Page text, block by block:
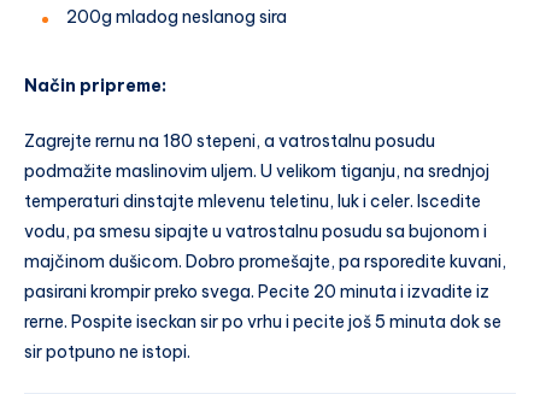
200g mladog neslanog sira
Način pripreme:
Zagrejte rernu na 180 stepeni, a vatrostalnu posudu
podmažite maslinovim uljem. U velikom tiganju, na srednjoj
temperaturi dinstajte mlevenu teletinu, luk i celer. Iscedite
vodu, pa smesu sipajte u vatrostalnu posudu sa bujonom i
majčinom dušicom. Dobro promešajte, pa rsporedite kuvani,
pasirani krompir preko svega. Pecite 20 minuta i izvadite iz
rerne. Pospite iseckan sir po vrhu i pecite još 5 minuta dok se
sir potpuno ne istopi.